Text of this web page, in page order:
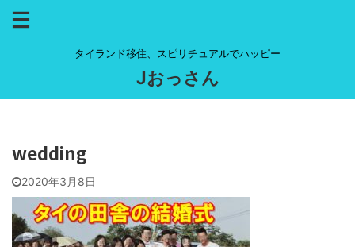
タイランド移住、スピリチュアルでハッピー
Jおっさん
wedding
2020年3月8日